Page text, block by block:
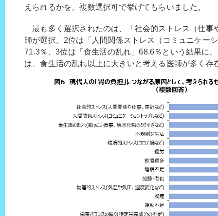
えられるかを、複数選択可で挙げてもらいました。
最も多く選択されたのは、「社会的ストレス（仕事
師が選択。2位は「人間関係ストレス（コミュニケー
71.3％、3位は「食生活の乱れ」68.6％という結果に
は、食生活の乱れ以上に大きいと考える医師が多く存